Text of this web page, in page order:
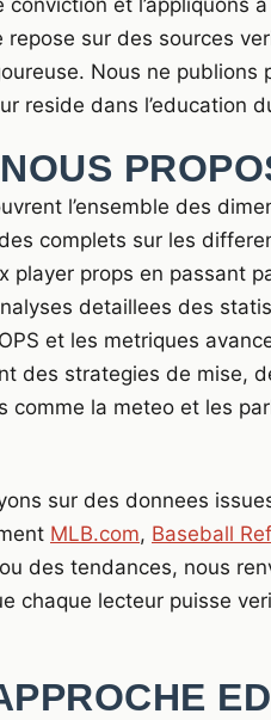
et l’appliquons
repose sur des sources
Nous ne
reside dans l’education
l’ensemble des
complets sur les
player props en passant
detaillees des
et les metriques
des strategies de mise,
comme la meteo et les
sur des donnees
MLB.com, Baseball
des tendances, nous
chaque lecteur puisse